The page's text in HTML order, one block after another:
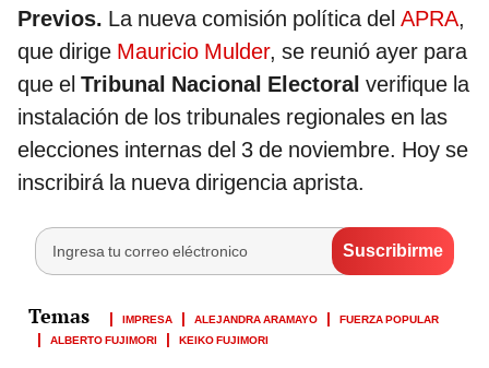
Previos. La nueva comisión política del APRA,
que dirige Mauricio Mulder, se reunió ayer para
que el Tribunal Nacional Electoral verifique la
instalación de los tribunales regionales en las
elecciones internas del 3 de noviembre. Hoy se
inscribirá la nueva dirigencia aprista.
IMPRESA ALEJANDRA ARAMAYO
FUERZA POPULAR
ALBERTO FUJIMORI
KEIKO FUJIMORI